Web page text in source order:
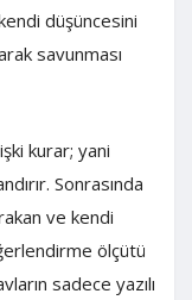
düşüncesini
savunması
kurar; yani
Sonrasında
ve kendi
ölçütü
sadece yazılı